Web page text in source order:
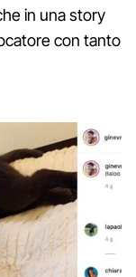
in una story
con tanto